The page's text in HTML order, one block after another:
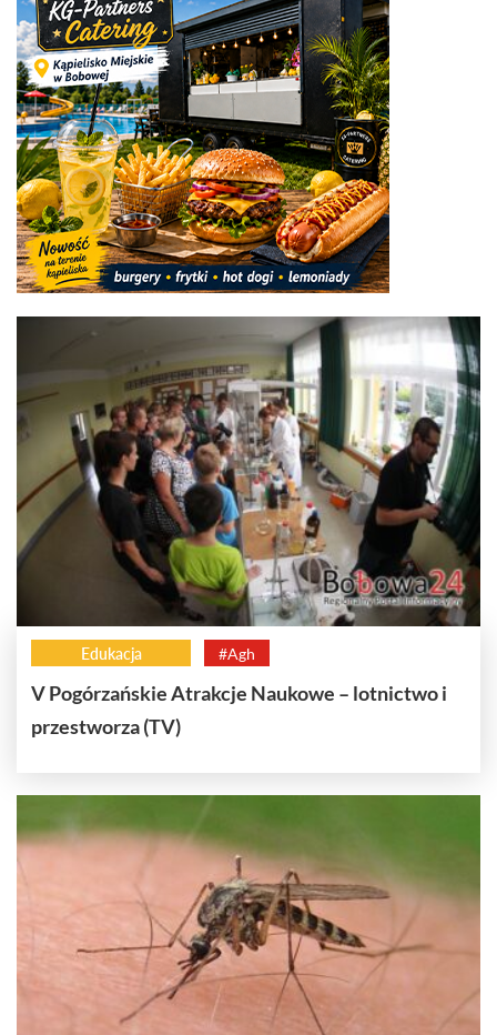
Edukacja #Agh
V Pogórzańskie Atrakcje Naukowe – lotnictwo i
przestworza (TV)